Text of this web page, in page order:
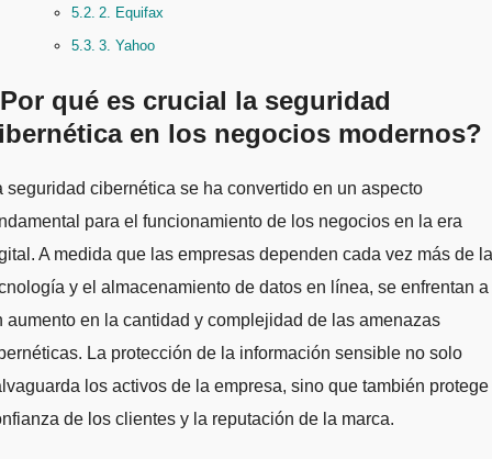
2. Equifax
3. Yahoo
qué es crucial la seguridad
en los negocios modernos?
para el funcionamiento de los negocios en la era
A medida que las empresas dependen cada vez más de la
y el almacenamiento de datos en línea, se enfrentan a
aumento en la cantidad y complejidad de las amenazas
La protección de la información sensible no solo
los activos de la empresa, sino que también protege
de los clientes y la reputación de la marca.